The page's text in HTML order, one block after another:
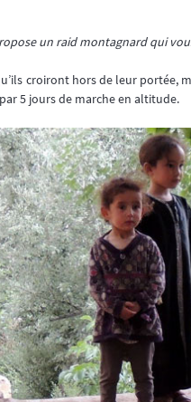
un raid montagnard qui
croiront hors de leur portée,
5 jours de marche en altitude.